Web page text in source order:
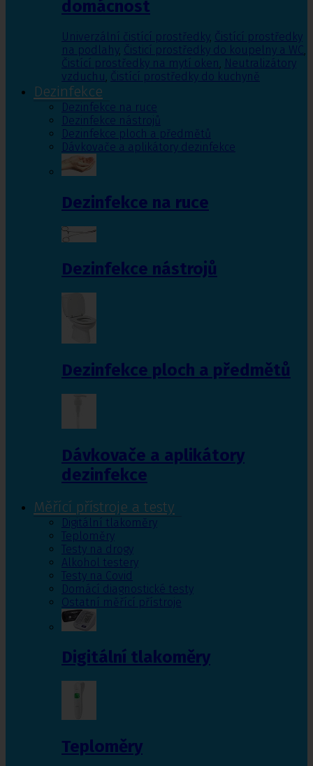
domácnost
Univerzální čistící prostředky, Čistící prostředky
na podlahy, Čisticí prostředky do koupelny a WC,
Čistící prostředky na mytí oken, Neutralizátory
vzduchu, Čistící prostředky do kuchyně
Dezinfekce
Dezinfekce na ruce
Dezinfekce nástrojů
Dezinfekce ploch a předmětů
Dávkovače a aplikátory dezinfekce
Dezinfekce na ruce
Dezinfekce nástrojů
Dezinfekce ploch a předmětů
Dávkovače a aplikátory
dezinfekce
Měřící přístroje a testy
Digitální tlakoměry
Teploměry
Testy na drogy
Alkohol testery
Testy na Covid
Domácí diagnostické testy
Ostatní měřící přístroje
Digitální tlakoměry
Teploměry